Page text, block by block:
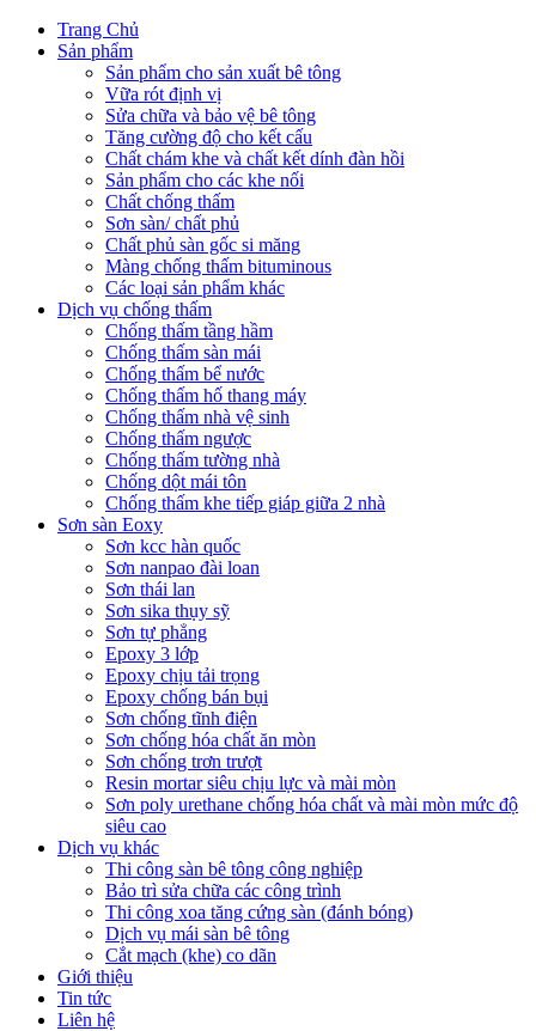
Trang Chủ
Sản phẩm
Sản phẩm cho sản xuất bê tông
Vữa rót định vị
Sửa chữa và bảo vệ bê tông
Tăng cường độ cho kết cấu
Chất chám khe và chất kết dính đàn hồi
Sản phẩm cho các khe nối
Chất chống thấm
Sơn sàn/ chất phủ
Chất phủ sàn gốc si măng
Màng chống thấm bituminous
Các loại sản phẩm khác
Dịch vụ chống thấm
Chống thấm tầng hầm
Chống thấm sàn mái
Chống thấm bể nước
Chống thấm hố thang máy
Chống thấm nhà vệ sinh
Chống thấm ngược
Chống thấm tường nhà
Chống dột mái tôn
Chống thấm khe tiếp giáp giữa 2 nhà
Sơn sàn Eoxy
Sơn kcc hàn quốc
Sơn nanpao đài loan
Sơn thái lan
Sơn sika thụy sỹ
Sơn tự phẳng
Epoxy 3 lớp
Epoxy chịu tải trọng
Epoxy chống bán bụi
Sơn chống tĩnh điện
Sơn chống hóa chất ăn mòn
Sơn chống trơn trượt
Resin mortar siêu chịu lực và mài mòn
Sơn poly urethane chống hóa chất và mài mòn mức độ
siêu cao
Dịch vụ khác
Thi công sàn bê tông công nghiệp
Bảo trì sửa chữa các công trình
Thi công xoa tăng cứng sàn (đánh bóng)
Dịch vụ mái sàn bê tông
Cắt mạch (khe) co dãn
Giới thiệu
Tin tức
Liên hệ